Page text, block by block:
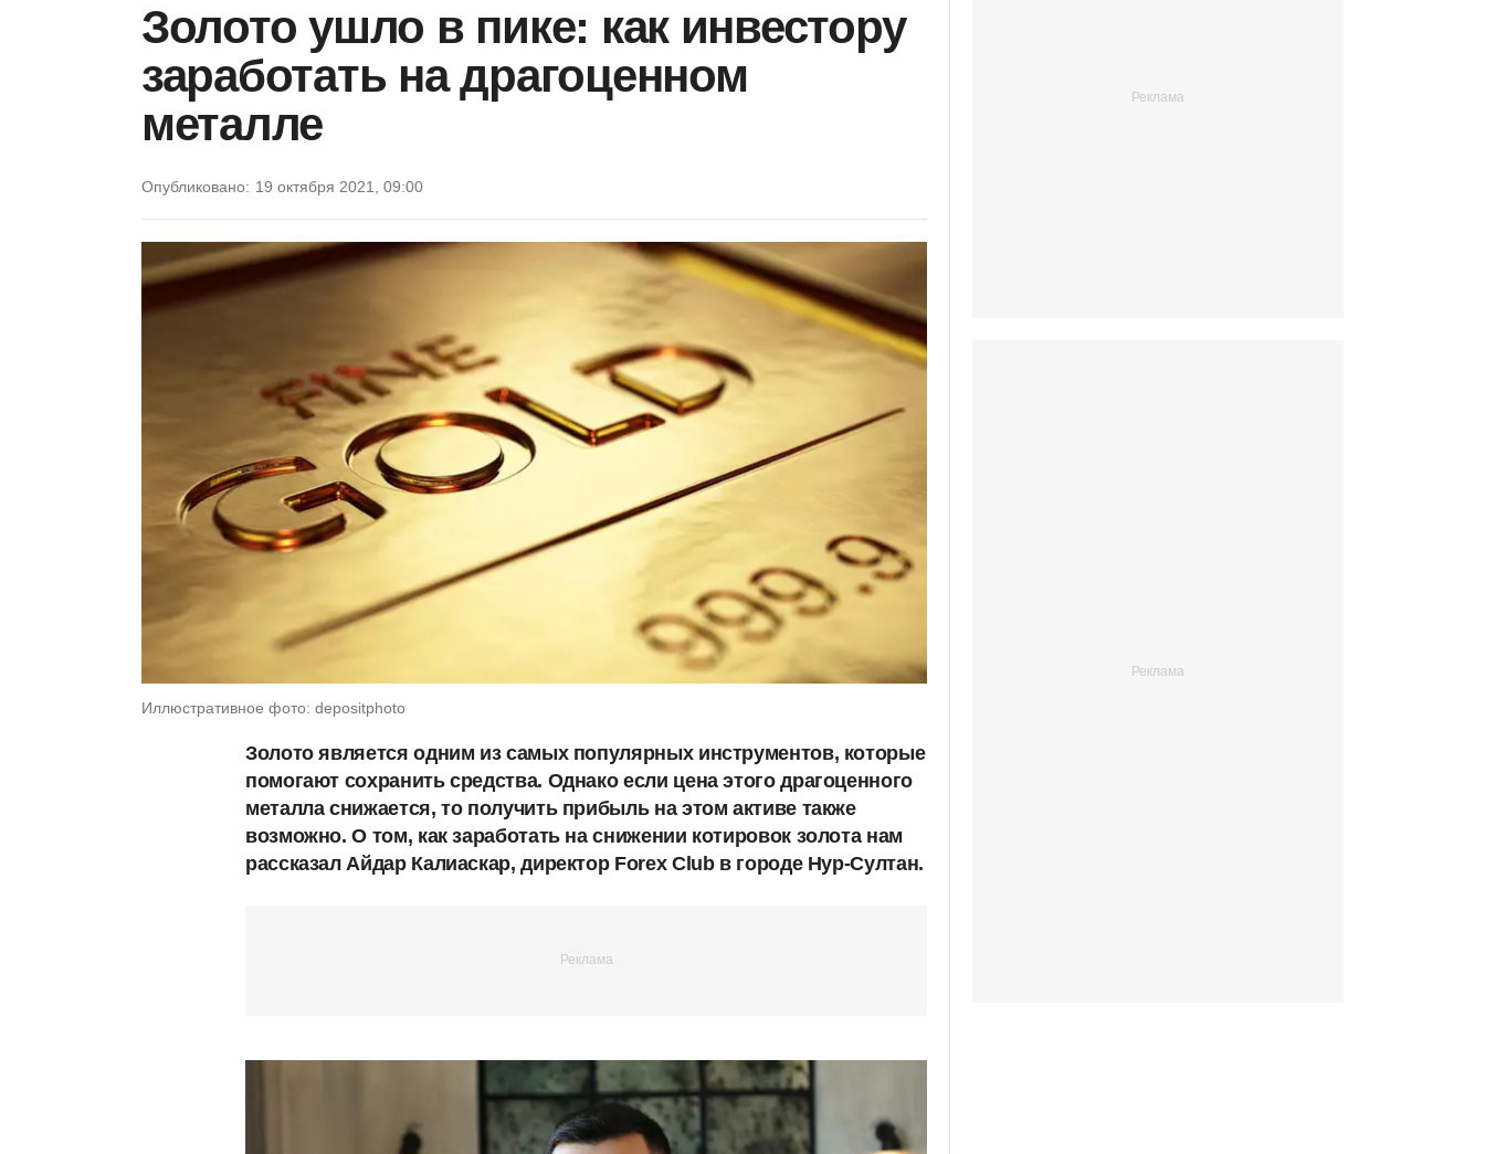
Золото ушло в пике: как инвестору
заработать на драгоценном
металле
Опубликовано: 19 октября 2021, 09:00
Иллюстративное фото: depositphoto
Золото является одним из самых популярных инструментов, которые
помогают сохранить средства. Однако если цена этого драгоценного
металла снижается, то получить прибыль на этом активе также
возможно. О том, как заработать на снижении котировок золота нам
рассказал Айдар Калиаскар, директор Forex Club в городе Нур-Султан.